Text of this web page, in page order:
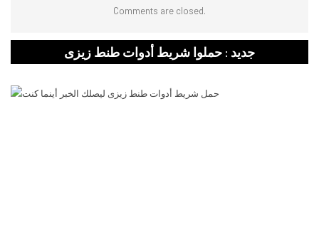
Comments are closed.
جديد : حملوا شريط أدوات طنط زيزى